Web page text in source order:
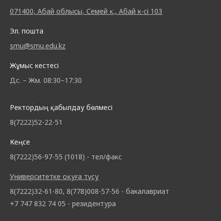
071400, Абай облысы, Семей қ., Абай к-сі 103
Эл. пошта
smu@smu.edu.kz
Жұмыс кестесі
Дс. – Жм. 08:30–17:30
Ректордың қабылдау бөлмесі
8(7222)52-22-51
Кеңсе
8(7222)56-97-55 (1018) - тел/факс
Университетке оқуға түсу
8(7222)32-61-80, 8(778)008-57-56 - бакалавриат
+7 747 832 74 05 - резидентура